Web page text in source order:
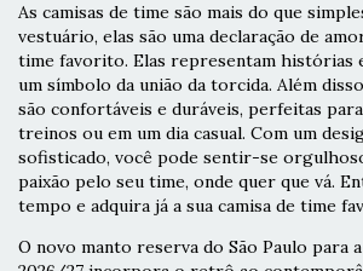
As camisas de time são mais do que
vestuário, elas são uma declaração de
time favorito. Elas representam histórias
um símbolo da união da torcida. Além
são confortáveis e duráveis, perfeitas
treinos ou em um dia casual. Com um
sofisticado, você pode sentir-se
paixão pelo seu time, onde quer que vá.
tempo e adquira já a sua camisa de time
O novo manto reserva do São Paulo para